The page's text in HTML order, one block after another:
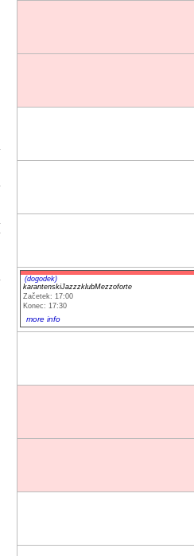
(dogodek)
karantenskiJazzzklubMezzoforte
Začetek: 17:00
Konec: 17:30
more info